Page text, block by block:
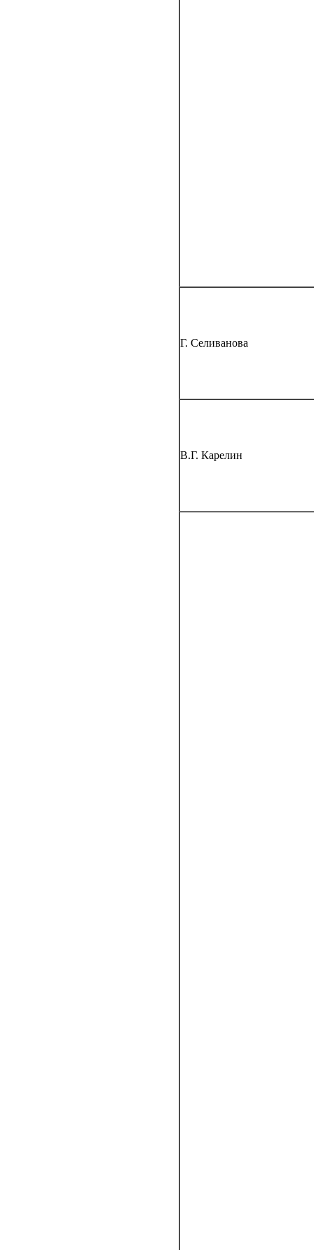
Г. Селиванова
В.Г. Карелин